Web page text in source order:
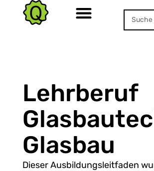
Lehrberuf
Glasbau
Dieser Ausbildungsleitfaden